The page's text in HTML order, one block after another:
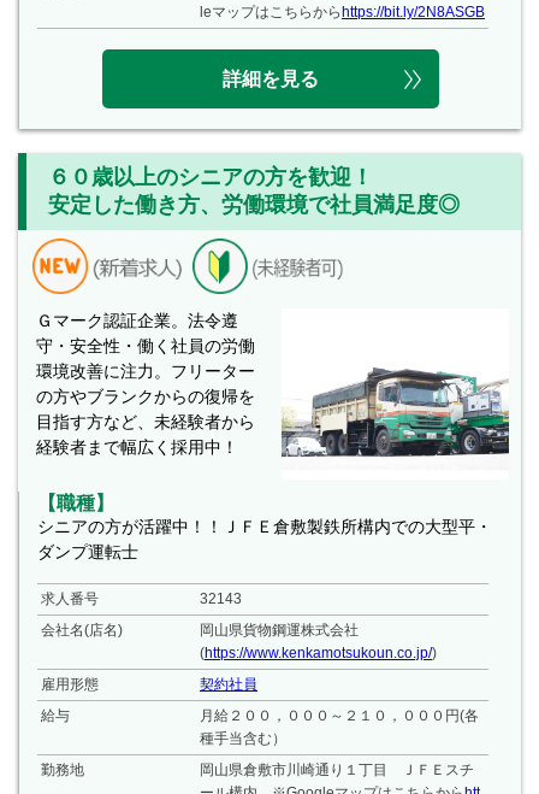
leマップはこちらから https://bit.ly/2N8ASGB
詳細を見る
６０歳以上のシニアの方を歓迎！
安定した働き方、労働環境で社員満足度◎
Ｇマーク認証企業。法令遵
守・安全性・働く社員の労働
環境改善に注力。フリーター
の方やブランクからの復帰を
目指す方など、未経験者から
経験者まで幅広く採用中！
【職種】
シニアの方が活躍中！！ＪＦＥ倉敷製鉄所構内での大型平・
ダンプ運転士
求人番号
32143
会社名(店名)
岡山県貨物鋼運株式会社
(https://www.kenkamotsukoun.co.jp/)
雇用形態
契約社員
給与
月給２００，０００～２１０，０００円(各
種手当含む）
勤務地
岡山県倉敷市川崎通り１丁目 ＪＦＥスチ